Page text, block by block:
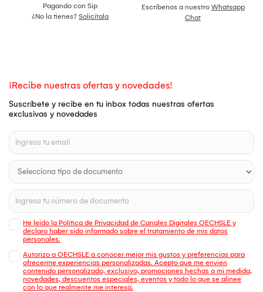
Pagando con Sip
¿No la tienes? Solicítala
Escríbenos a nuestro Whatsapp
Chat
¡Recibe nuestras ofertas y novedades!
Suscríbete y recibe en tu inbox todas nuestras ofertas
exclusivas y novedades
He leído la Política de Privacidad de Canales Digitales OECHSLE y
declaro haber sido informado sobre el tratamiento de mis datos
personales.
Autorizo a OECHSLE a conocer mejor mis gustos y preferencias para
ofrecerme experiencias personalizadas. Acepto que me envien
contenido personalizado, exclusivo, promociones hechas a mi medida,
novedades, descuentos especiales, eventos y todo lo que se alinee
con lo que realmente me interesa.